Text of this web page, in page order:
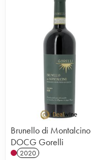
Brunello di Montalcino
DOCG Gorelli
2020